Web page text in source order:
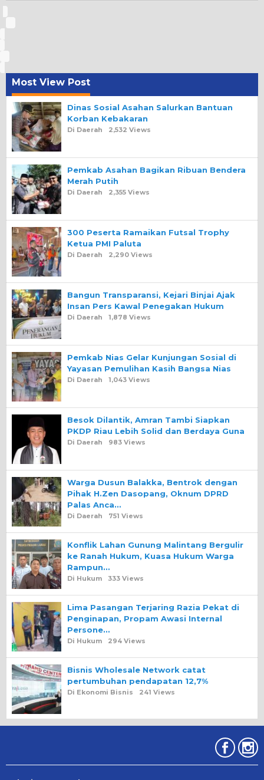
Most View Post
Dinas Sosial Asahan Salurkan Bantuan
Korban Kebakaran
Di Daerah 2,532 Views
Pemkab Asahan Bagikan Ribuan Bendera
Merah Putih
Di Daerah 2,355 Views
300 Peserta Ramaikan Futsal Trophy
Ketua PMI Paluta
Di Daerah 2,290 Views
Bangun Transparansi, Kejari Binjai Ajak
Insan Pers Kawal Penegakan Hukum
Di Daerah 1,878 Views
Pemkab Nias Gelar Kunjungan Sosial di
Yayasan Pemulihan Kasih Bangsa Nias
Di Daerah 1,043 Views
Besok Dilantik, Amran Tambi Siapkan
PKDP Riau Lebih Solid dan Berdaya Guna
Di Daerah 983 Views
Warga Dusun Balakka, Bentrok dengan
Pihak H.Zen Dasopang, Oknum DPRD
Palas Anca…
Di Daerah 751 Views
Konflik Lahan Gunung Malintang Bergulir
ke Ranah Hukum, Kuasa Hukum Warga
Rampun…
Di Hukum 333 Views
Lima Pasangan Terjaring Razia Pekat di
Penginapan, Propam Awasi Internal
Persone…
Di Hukum 294 Views
Bisnis Wholesale Network catat
pertumbuhan pendapatan 12,7%
Di Ekonomi Bisnis 241 Views